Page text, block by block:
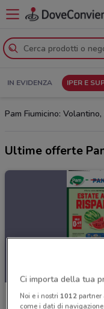
IN EVIDENZA IPER E
Pam Fiumicino:
Ultime offerte
Pam
Ci importa della tua
Noi e i nostri 1012partner
come i dati di